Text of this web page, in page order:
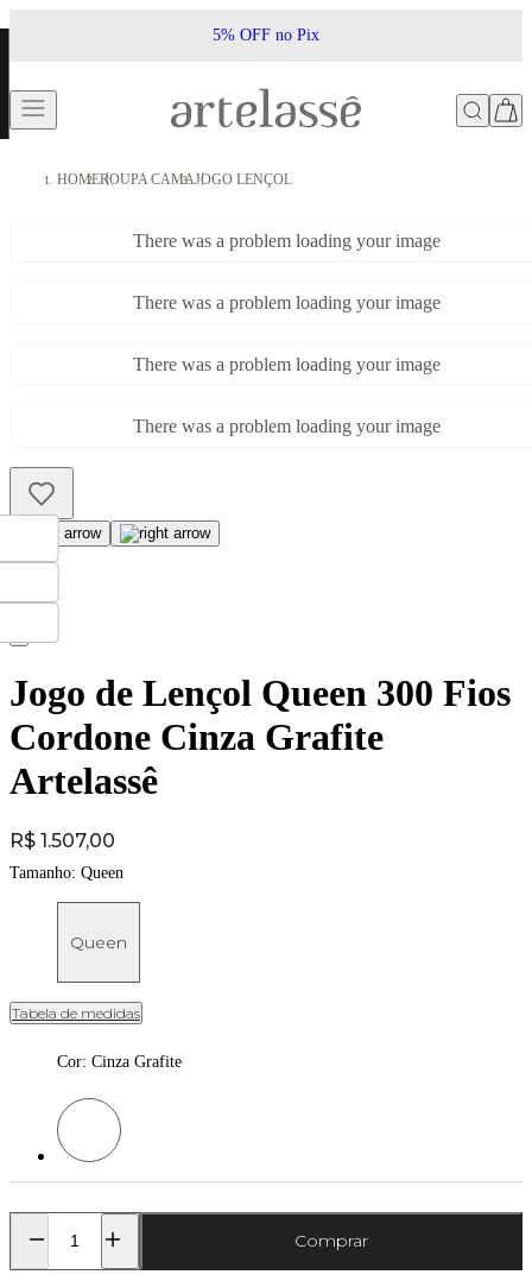
5% OFF no Pix
HOMEROUPA CAMAJOGO LENÇOL
There was a problem loading your image
There was a problem loading your image
There was a problem loading your image
There was a problem loading your image
Jogo de Lençol Queen 300 Fios
Cordone Cinza Grafite
Artelassê
Price:
R$ 1.507,00
Tamanho: Queen
Queen
Tabela de medidas
Cor: Cinza Grafite
Cor: Cinza Grafite
Comprar